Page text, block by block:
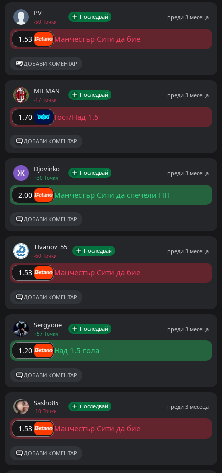
PV
-50 Точки
Последвай преди 3 месеца
1.53 Манчестър Сити да бие
ДОБАВИ КОМЕНТАР
MILMAN
-17 Точки
Последвай преди 3 месеца
1.70 Гост/Над 1.5
ДОБАВИ КОМЕНТАР
Djovinko
+30 Точки
Последвай преди 3 месеца
2.00 Манчестър Сити да спечели ПП
ДОБАВИ КОМЕНТАР
ТIvanov_55
-60 Точки
Последвай преди 3 месеца
1.53 Манчестър Сити да бие
ДОБАВИ КОМЕНТАР
Sergyone
+57 Точки
Последвай преди 3 месеца
1.20 Над 1.5 гола
ДОБАВИ КОМЕНТАР
Sasho85
-10 Точки
Последвай преди 3 месеца
1.53 Манчестър Сити да бие
ДОБАВИ КОМЕНТАР